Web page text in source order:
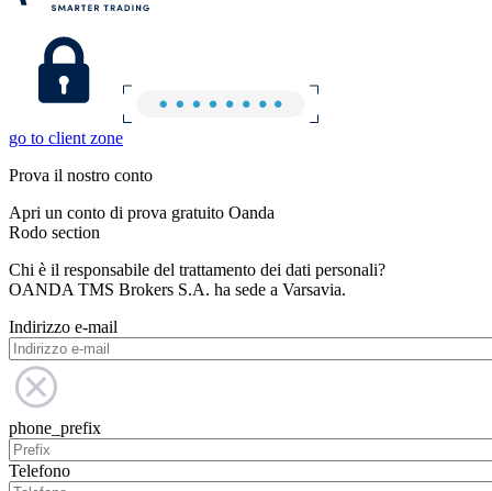
go to client zone
Prova il nostro conto
Apri un conto di prova gratuito Oanda
Rodo section
Chi è il responsabile del trattamento dei dati personali?
OANDA TMS Brokers S.A. ha sede a Varsavia.
Indirizzo e-mail
phone_prefix
Telefono